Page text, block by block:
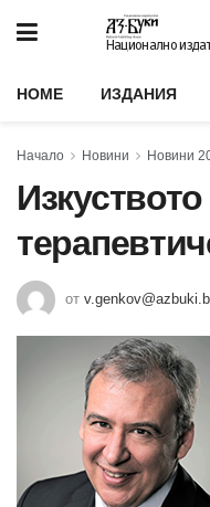
Национално
HOME ИЗДАНИЯ
Начало Новини Новини
Изкуството
от